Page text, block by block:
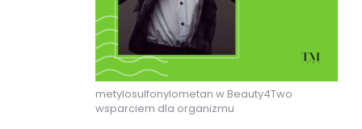
metylosulfonylometan w Beauty4Two
wsparciem dla organizmu